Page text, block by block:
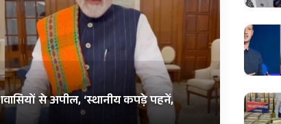
से अपील, ‘स्थानीय कपड़े पहनें,